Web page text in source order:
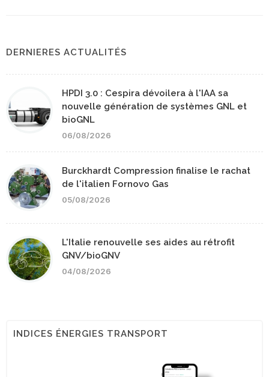
DERNIERES ACTUALITÉS
HPDI 3.0 : Cespira dévoilera à l'IAA sa
nouvelle génération de systèmes GNL et
bioGNL
06/08/2026
Burckhardt Compression finalise le rachat
de l'italien Fornovo Gas
05/08/2026
L'Italie renouvelle ses aides au rétrofit
GNV/bioGNV
04/08/2026
INDICES ÉNERGIES TRANSPORT